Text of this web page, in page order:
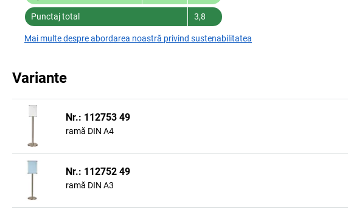
Punctaj total 3,8
Mai multe despre abordarea noastră privind sustenabilitatea
Variante
Nr.: 112753 49
ramă DIN A4
Nr.: 112752 49
ramă DIN A3